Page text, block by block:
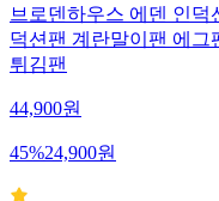
브로덴하우스 에덴 인덕
덕션팬 계란말이팬 에그
튀김팬
44,900원
45%24,900원